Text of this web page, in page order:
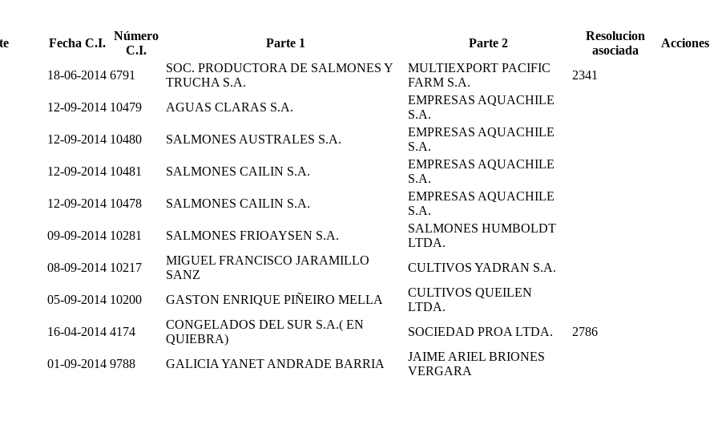
Fecha C.I.
Número
C.I.
Parte 1 Parte 2
Resolucion
asociada
Acciones
18-06-2014 6791
SOC. PRODUCTORA DE SALMONES Y
TRUCHA S.A.
MULTIEXPORT PACIFIC
FARM S.A.
2341
12-09-2014 10479 AGUAS CLARAS S.A.
EMPRESAS AQUACHILE
S.A.
12-09-2014 10480 SALMONES AUSTRALES S.A.
EMPRESAS AQUACHILE
S.A.
12-09-2014 10481 SALMONES CAILIN S.A.
EMPRESAS AQUACHILE
S.A.
12-09-2014 10478 SALMONES CAILIN S.A.
EMPRESAS AQUACHILE
S.A.
09-09-2014 10281 SALMONES FRIOAYSEN S.A.
SALMONES HUMBOLDT
LTDA.
08-09-2014 10217
MIGUEL FRANCISCO JARAMILLO
SANZ
CULTIVOS YADRAN S.A.
05-09-2014 10200 GASTON ENRIQUE PIÑEIRO MELLA
CULTIVOS QUEILEN
LTDA.
16-04-2014 4174
CONGELADOS DEL SUR S.A.( EN
QUIEBRA)
SOCIEDAD PROA LTDA. 2786
01-09-2014 9788 GALICIA YANET ANDRADE BARRIA
JAIME ARIEL BRIONES
VERGARA